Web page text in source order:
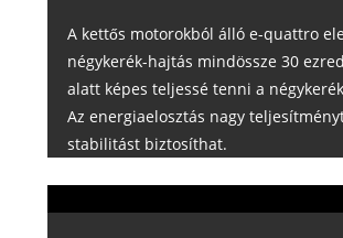
A kettős motorokból álló e-quattro
négykerék-hajtás mindössze 30
alatt képes teljessé tenni a
Az energiaelosztás nagy
stabilitást biztosíthat.